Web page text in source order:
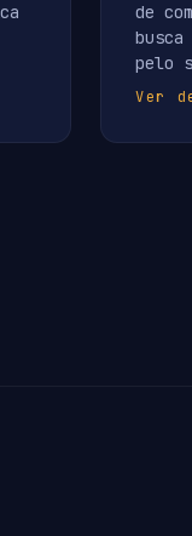
de
pelo
Ver